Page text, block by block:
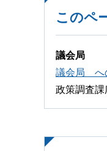
このペ
議会局
議会局 へ
政策調査